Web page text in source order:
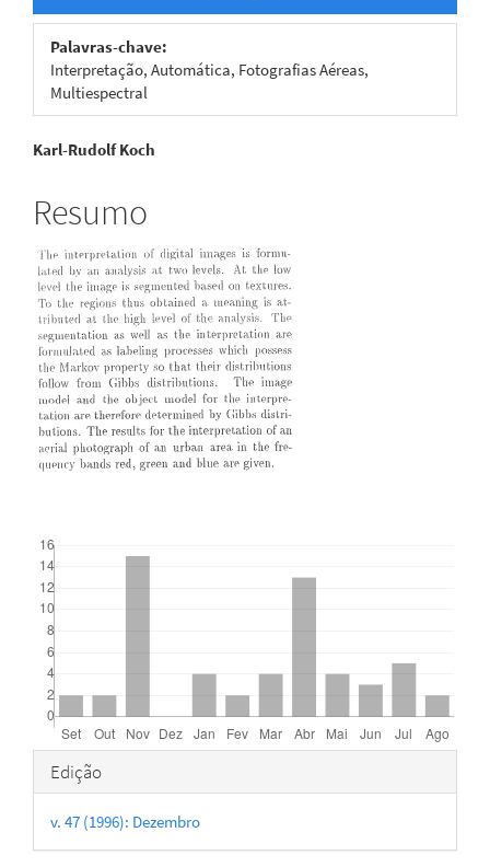
Palavras-chave:
Interpretação, Automática, Fotografias Aéreas,
Multiespectral
Conteúdo
do
artigo
principal
Karl-Rudolf Koch
Resumo
Detalhes
do
artigo
Edição
v. 47 (1996): Dezembro